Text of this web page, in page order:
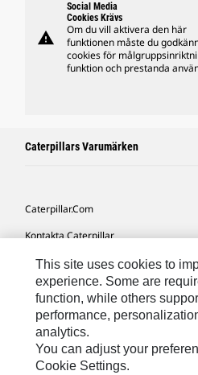
warning
Social Media
Cookies Krävs
Om du vill aktivera den här
funktionen måste du
cookies för
funktion och prestanda
Caterpillars Varumärken
Caterpillar.com
Kontakta Caterpillar
Mina Marknadsföringspreferenser
Platskarta
Cookie Settings
Juridiskt
Sekretess
This site uses cookies to
experience. Some are
function, while others
performance,
analytics.
You can adjust your
Cookie Settings.